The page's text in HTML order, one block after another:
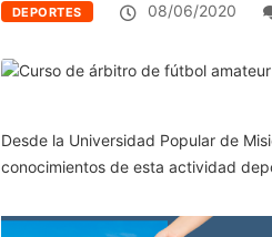
DEPORTES 08/06/2020
Desde la Universidad Popular de
conocimientos de esta actividad